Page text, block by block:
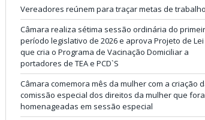
Vereadores reúnem para traçar metas de trabalho
Câmara realiza sétima sessão ordinária do
período legislativo de 2026 e aprova Projeto de Lei
que cria o Programa de Vacinação Domiciliar a
portadores de TEA e PCD`S
Câmara comemora mês da mulher com a criação
comissão especial dos direitos da mulher que
homenageadas em sessão especial